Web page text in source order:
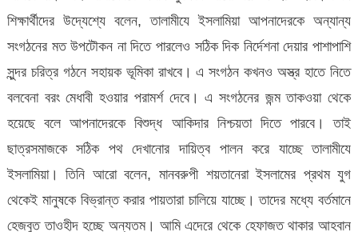
শিক্ষার্থীদের উদ্যেশ্যে বলেন, তালামীযে ইসলামিয়া আপনাদেরকে অন্যান্য
সংগঠনের মত উপটৌকন না দিতে পারলেও সঠিক দিক নির্দেশনা দেয়ার পাশাপাশি
সুন্দর চরিত্র গঠনে সহায়ক ভূমিকা রাখবে। এ সংগঠন কখনও অস্ত্র হাতে নিতে
বলবেনা বরং মেধাবী হওয়ার পরামর্শ দেবে। এ সংগঠনের জন্ম তাকওয়া থেকে
হয়েছে বলে আপনাদেরকে বিশুদ্ধ আকিদার নিশ্চয়তা দিতে পারবে। তাই
ছাত্রসমাজকে সঠিক পথ দেখানোর দায়িত্ব পালন করে যাচ্ছে তালামীযে
ইসলামিয়া। তিনি আরো বলেন, মানবরুপী শয়তানেরা ইসলামের প্রথম যুগ
থেকেই মানুষকে বিভ্রান্ত করার পায়তারা চালিয়ে যাচ্ছে। তাদের মধ্যে বর্তমানে
হেজবুত তাওহীদ হচ্ছে অন্যতম। আমি এদেরে থেকে হেফাজত থাকার আহবান